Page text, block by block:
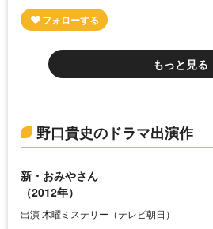
もっと見る
野口貴史のドラマ出演作
新・おみやさん
（2012年）
出演 木曜ミステリー（テレビ朝日）